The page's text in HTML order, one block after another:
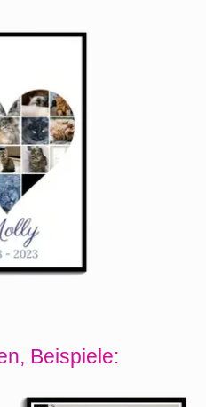
Beispiele: